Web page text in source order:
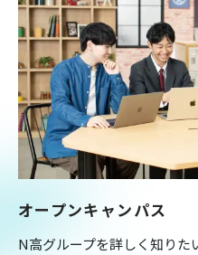
オープンキャンパス
N高グループを詳しく知りた